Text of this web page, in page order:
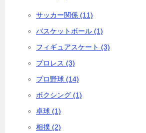
サッカー関係 (11)
バスケットボール (1)
フィギュアスケート (3)
プロレス (3)
プロ野球 (14)
ボクシング (1)
卓球 (1)
相撲 (2)